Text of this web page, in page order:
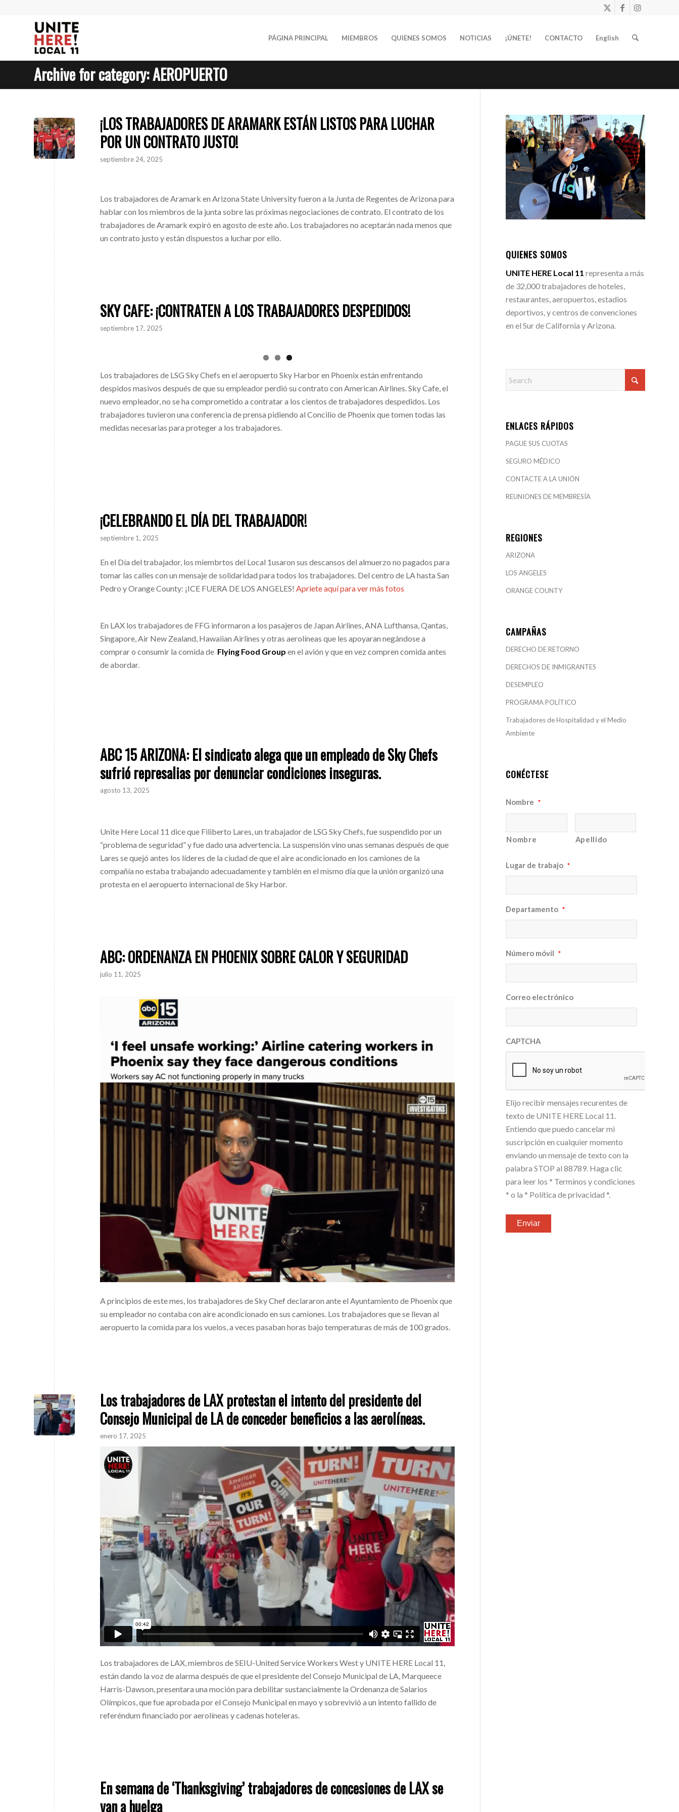
PÁGINA PRINCIPAL MIEMBROS QUIENES SOMOS NOTICIAS ¡ÚNETE! CONTACTO English
Archive for category: AEROPUERTO
¡LOS TRABAJADORES DE ARAMARK ESTÁN LISTOS PARA LUCHAR
POR UN CONTRATO JUSTO!
septiembre 24, 2025
Los trabajadores de Aramark en Arizona State University fueron a la Junta de Regentes de Arizona para
hablar con los miembros de la junta sobre las próximas negociaciones de contrato. El contrato de los
trabajadores de Aramark expiró en agosto de este año. Los trabajadores no aceptarán nada menos que
un contrato justo y están dispuestos a luchar por ello.
SKY CAFE: ¡CONTRATEN A LOS TRABAJADORES DESPEDIDOS!
septiembre 17, 2025
Los trabajadores de LSG Sky Chefs en el aeropuerto Sky Harbor en Phoenix están enfrentando
despidos masivos después de que su empleador perdió su contrato con American Airlines. Sky Cafe, el
nuevo empleador, no se ha comprometido a contratar a los cientos de trabajadores despedidos. Los
trabajadores tuvieron una conferencia de prensa pidiendo al Concilio de Phoenix que tomen todas las
medidas necesarias para proteger a los trabajadores.
¡CELEBRANDO EL DÍA DEL TRABAJADOR!
septiembre 1, 2025
En el Día del trabajador, los miembrtos del Local 1usaron sus descansos del almuerzo no pagados para
tomar las calles con un mensaje de solidaridad para todos los trabajadores. Del centro de LA hasta San
Pedro y Orange County: ¡ICE FUERA DE LOS ANGELES! Apriete aquí para ver más fotos
En LAX los trabajadores de FFG informaron a los pasajeros de Japan Airlines, ANA Lufthansa, Qantas,
Singapore, Air New Zealand, Hawaiian Airlines y otras aerolíneas que les apoyaran negándose a
comprar o consumir la comida de Flying Food Group en el avión y que en vez compren comida antes
de abordar.
ABC 15 ARIZONA: El sindicato alega que un empleado de Sky Chefs
sufrió represalias por denunciar condiciones inseguras.
agosto 13, 2025
Unite Here Local 11 dice que Filiberto Lares, un trabajador de LSG Sky Chefs, fue suspendido por un
“problema de seguridad” y fue dado una advertencia. La suspensión vino unas semanas después de que
Lares se quejó antes los líderes de la ciudad de que el aire acondicionado en los camiones de la
compañía no estaba trabajando adecuadamente y también en el mismo día que la unión organizó una
protesta en el aeropuerto internacional de Sky Harbor.
ABC: ORDENANZA EN PHOENIX SOBRE CALOR Y SEGURIDAD
julio 11, 2025
A principios de este mes, los trabajadores de Sky Chef declararon ante el Ayuntamiento de Phoenix que
su empleador no contaba con aire acondicionado en sus camiones. Los trabajadores que se llevan al
aeropuerto la comida para los vuelos, a veces pasaban horas bajo temperaturas de más de 100 grados.
Los trabajadores de LAX protestan el intento del presidente del
Consejo Municipal de LA de conceder beneficios a las aerolíneas.
enero 17, 2025
Los trabajadores de LAX, miembros de SEIU-United Service Workers West y UNITE HERE Local 11,
están dando la voz de alarma después de que el presidente del Consejo Municipal de LA, Marqueece
Harris-Dawson, presentara una moción para debilitar sustancialmente la Ordenanza de Salarios
Olímpicos, que fue aprobada por el Consejo Municipal en mayo y sobrevivió a un intento fallido de
referéndum financiado por aerolíneas y cadenas hoteleras.
En semana de ‘Thanksgiving’ trabajadores de concesiones de LAX se
van a huelga
QUIENES SOMOS
UNITE HERE Local 11 representa a más
de 32,000 trabajadores de hoteles,
restaurantes, aeropuertos, estadios
deportivos, y centros de convenciones
en el Sur de California y Arizona.
ENLACES RÁPIDOS
PAGUE SUS CUOTAS
SEGURO MÉDICO
CONTACTE A LA UNIÓN
REUNIONES DE MEMBRESÍA
REGIONES
ARIZONA
LOS ANGELES
ORANGE COUNTY
CAMPAÑAS
DERECHO DE RETORNO
DERECHOS DE INMIGRANTES
DESEMPLEO
PROGRAMA POLÍTICO
Trabajadores de Hospitalidad y el Medio
Ambiente
CONÉCTESE
Nombre *
Nombre Apellido
Lugar de trabajo *
Departamento *
Número móvil *
Correo electrónico
CAPTCHA
Elijo recibir mensajes recurentes de
texto de UNITE HERE Local 11.
Entiendo que puedo cancelar mi
suscripción en cualquier momento
enviando un mensaje de texto con la
palabra STOP al 88789. Haga clic
para leer los * Terminos y condiciones
* o la * Política de privacidad *.